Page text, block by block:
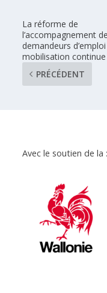
La réforme de
l’accompagnement
demandeurs
mobilisation continue
PRÉCÉDENT
Avec le soutien de la :